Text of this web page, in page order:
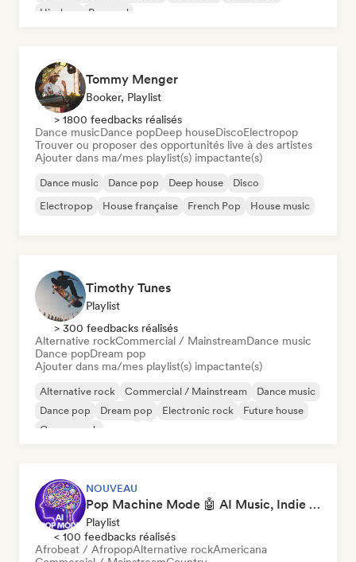
Hip-hop
Pop soul
Tommy Menger
Booker, Playlist
> 1800 feedbacks réalisés
Dance musicDance popDeep houseDiscoElectropop
Trouver ou proposer des opportunités live à des artistes
Ajouter dans ma/mes playlist(s) impactante(s)
Dance music Dance pop Deep house
Disco
Electropop
House française French Pop House music
Timothy Tunes
Playlist
> 300 feedbacks réalisés
Alternative rockCommercial / MainstreamDance music
Dance popDream pop
Ajouter dans ma/mes playlist(s) impactante(s)
Alternative rock Commercial / Mainstream
Dance music
Dance pop
Dream pop Electronic rock
Future house
Garage rock
NOUVEAU
Pop Machine Mode 🤖 AI Music, Indie Pop & Dream Pop
Playlist
< 100 feedbacks réalisés
Afrobeat / AfropopAlternative rockAmericana